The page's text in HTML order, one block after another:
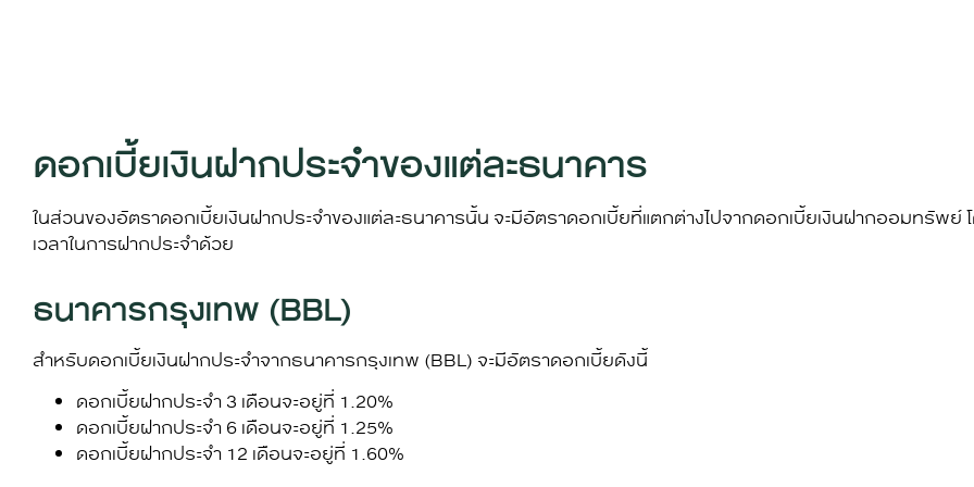
ดอกเบี้ยเงินฝากประจำของแต่ละธนาคาร
ในส่วนของอัตราดอกเบี้ยเงินฝากประจำของแต่ละธนาคารนั้น จะมีอัตราดอกเบี้ยที่แตกต่างไปจากดอกเบี้ยเงินฝากออมทรัพย์
เวลาในการฝากประจำด้วย
ธนาคารกรุงเทพ (BBL)
สำหรับดอกเบี้ยเงินฝากประจำจากธนาคารกรุงเทพ (BBL) จะมีอัตราดอกเบี้ยดังนี้
ดอกเบี้ยฝากประจำ 3 เดือนจะอยู่ที่ 1.20%
ดอกเบี้ยฝากประจำ 6 เดือนจะอยู่ที่ 1.25%
ดอกเบี้ยฝากประจำ 12 เดือนจะอยู่ที่ 1.60%